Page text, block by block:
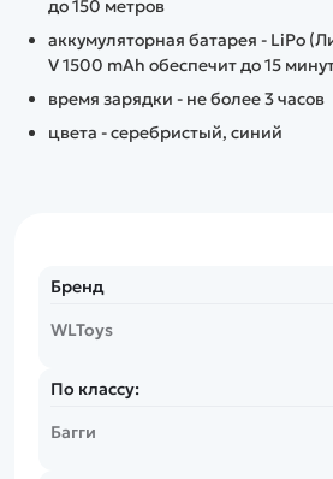
до 150 метров
аккумуляторная батарея - LiPo
V 1500 mAh обеспечит до 15
время зарядки - не более 3 часов
цвета - серебристый, синий
Бренд
WLToys
По классу:
Багги